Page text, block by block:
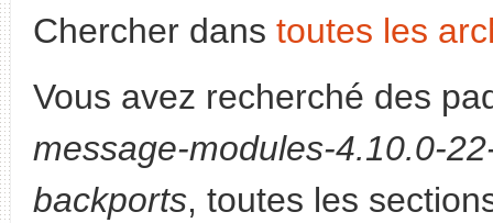
Chercher dans toutes les
Vous avez recherché des
message-modules-4.10.0-
backports, toutes les